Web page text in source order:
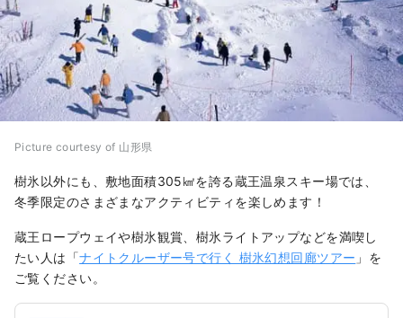
Picture courtesy of 山形県
樹氷以外にも、敷地面積305㎢を誇る蔵王温泉スキー場では、
冬季限定のさまざまなアクティビティを楽しめます！
蔵王ロープウェイや樹氷観賞、樹氷ライトアップなどを満喫し
たい人は「ナイトクルーザー号で行く 樹氷幻想回廊ツアー 」を
ご覧ください。